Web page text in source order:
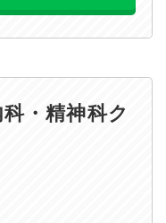
・精神科ク